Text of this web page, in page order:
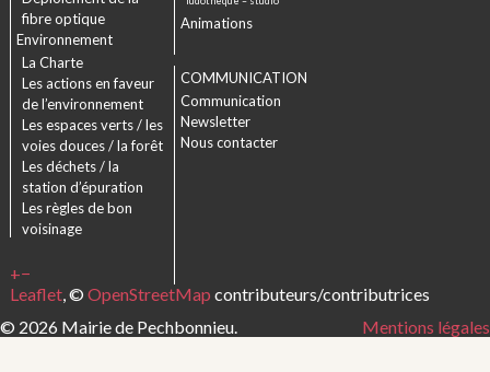
+−
Leaflet, © OpenStreetMap contributeurs/contributrices
fibre optique
Environnement
La Charte
Les actions en faveur
de l’environnement
Les espaces verts / les
voies douces / la forêt
Les déchets / la
station d’épuration
Les règles de bon
voisinage
Animations
COMMUNICATION
Communication
Newsletter
Nous contacter
© 2026 Mairie de Pechbonnieu. Mentions légales